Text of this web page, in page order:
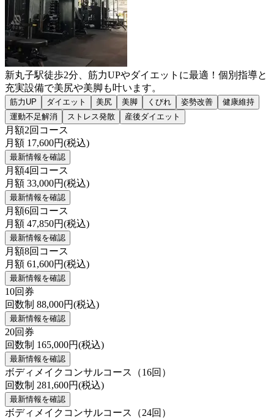
新丸子駅徒歩2分、筋力UPやダイエットに最適！個別指導と
充実設備で美尻や美脚も叶います。
筋力UP ダイエット 美尻 美脚 くびれ 姿勢改善
健康維持
運動不足解消
ストレス発散 産後ダイエット
月額2回コース
月額 17,600円(税込)
最新情報を確認
月額4回コース
月額 33,000円(税込)
最新情報を確認
月額6回コース
月額 47,850円(税込)
最新情報を確認
月額8回コース
月額 61,600円(税込)
最新情報を確認
10回券
回数制 88,000円(税込)
最新情報を確認
20回券
回数制 165,000円(税込)
最新情報を確認
ボディメイクコンサルコース（16回）
回数制 281,600円(税込)
最新情報を確認
ボディメイクコンサルコース（24回）